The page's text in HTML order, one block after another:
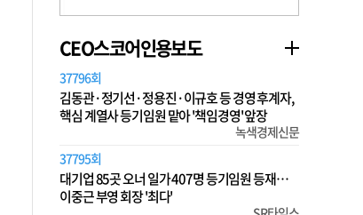
CEO스코어인용보도
37796회
김동관·정기선·정용진·이규호 등 경영 후계자,
핵심 계열사 등기임원 맡아 '책임경영' 앞장
녹색경제신문
37795회
대기업 85곳 오너 일가 407명 등기임원 등재…
이중근 부영 회장 '최다'